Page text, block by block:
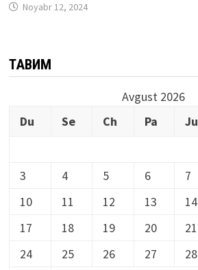
Noyabr 12, 2024
ТАҚВИМ
Avgust 2026
Du
Se Ch Pa Ju
3
4 5 6 7
10
11 12 13 14
17
18 19 20 21
24
25 26 27 28